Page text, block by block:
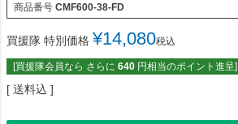
商品番号 CMF600-38-FD
買援隊 特別価格 ¥14,080税込
[買援隊会員なら さらに 640 円相当のポイント進呈]
送料込